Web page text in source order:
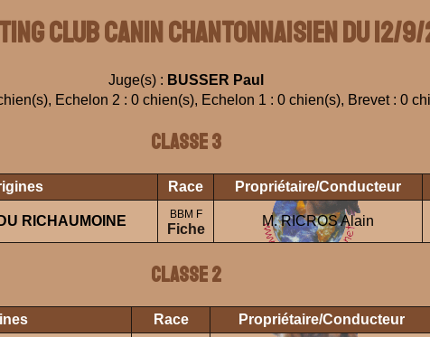
CLUB CANIN CHANTONNAISIEN du 12/
Juge(s) : BUSSER Paul
Echelon 2 : 0 chien(s), Echelon 1 : 0 chien(s), Brevet : 0
Classe 3
Race Propriétaire/Conducteur
RICHAUMOINE BBM F
Fiche
M. RICROS Alain
Classe 2
Race Propriétaire/Conducteur